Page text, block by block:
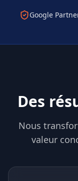
Google
Des
Nous
valeur